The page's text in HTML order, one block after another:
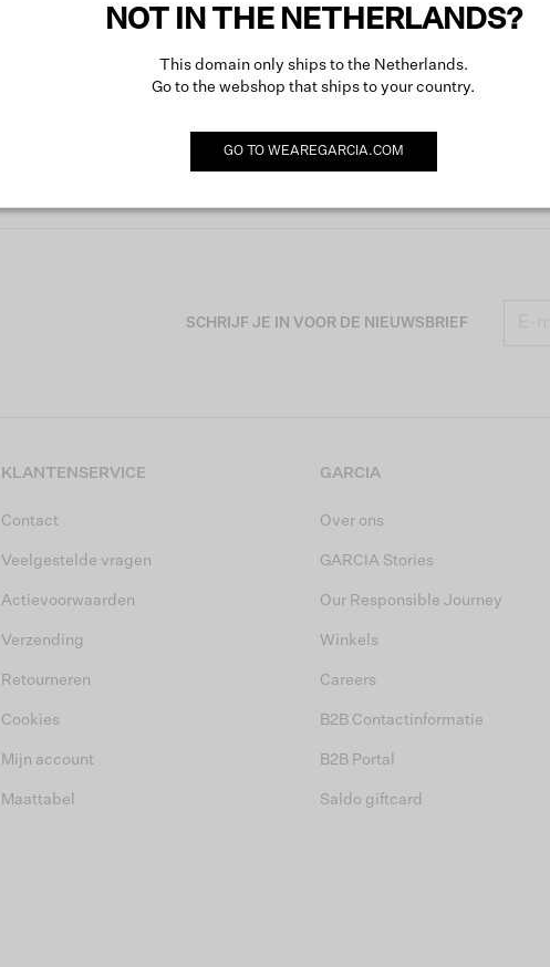
SCHRIJF JE IN VOOR DE NIEUWSBRIEF
KLANTENSERVICE
Contact
Veelgestelde vragen
Actievoorwaarden
Verzending
Retourneren
Cookies
Mijn account
Maattabel
GARCIA
Over ons
GARCIA Stories
Our Responsible Journey
Winkels
Careers
B2B Contactinformatie
B2B Portal
Saldo giftcard
NOT IN THE NETHERLANDS?
This domain only ships to the Netherlands.
Go to the webshop that ships to your country.
GO TO WEAREGARCIA.COM